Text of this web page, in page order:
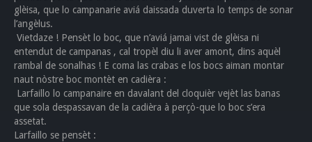
glèisa, que lo campanarie aviá daissada duverta lo temps de sonar
l’angèlus.
Vietdaze ! Pensèt lo boc, que n’aviá jamai vist de glèisa ni
entendut de campanas , cal tropèl diu li aver amont, dins aquèl
rambal de sonalhas ! E coma las crabas e los bocs aiman montar
naut nòstre boc montèt en cadièra :
Larfaillo lo campanaire en davalant del cloquièr vejèt las banas
que sola despassavan de la cadièra à perçò-que lo boc s’era
assetat.
Larfaillo se pensèt :